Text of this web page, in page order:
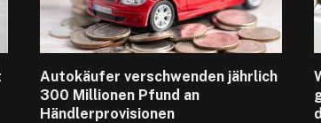
Autokäufer verschwenden jährlich
300 Millionen Pfund an
Händlerprovisionen